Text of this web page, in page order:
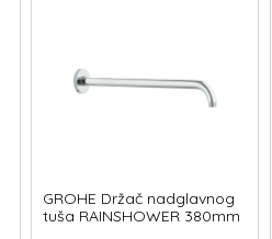
GROHE Držač nadglavnog
tuša RAINSHOWER 380mm